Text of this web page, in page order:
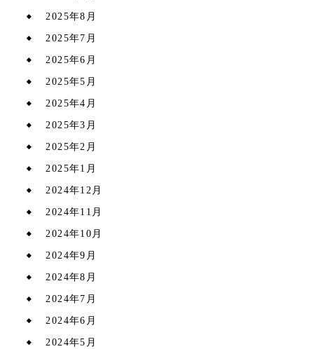
2025年8月
2025年7月
2025年6月
2025年5月
2025年4月
2025年3月
2025年2月
2025年1月
2024年12月
2024年11月
2024年10月
2024年9月
2024年8月
2024年7月
2024年6月
2024年5月